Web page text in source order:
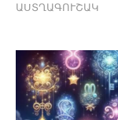
ԱՍՏՂԱԳՈՒՇԱԿ